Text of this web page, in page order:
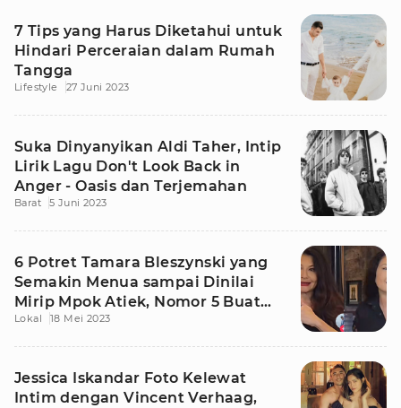
7 Tips yang Harus Diketahui untuk
Hindari Perceraian dalam Rumah
Tangga
Lifestyle 27 Juni 2023
Suka Dinyanyikan Aldi Taher, Intip
Lirik Lagu Don't Look Back in
Anger - Oasis dan Terjemahan
Barat 5 Juni 2023
6 Potret Tamara Bleszynski yang
Semakin Menua sampai Dinilai
Mirip Mpok Atiek, Nomor 5 Buat
Kaget!
Lokal 18 Mei 2023
Jessica Iskandar Foto Kelewat
Intim dengan Vincent Verhaag,